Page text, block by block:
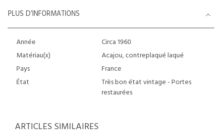
PLUS D’INFORMATIONS
Année
Circa 1960
Matériau(x)
Acajou, contreplaqué laqué
Pays
France
État
Très bon état vintage - Portes
restaurées
ARTICLES SIMILAIRES